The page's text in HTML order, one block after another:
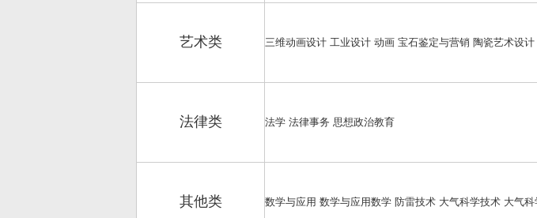
艺术类 三维动画设计 工业设计 动画 宝石鉴定与营销 陶瓷艺术设
法律类 法学 法律事务 思想政治教育
其他类 数学与应用 数学与应用数学 防雷技术 大气科学技术 大气